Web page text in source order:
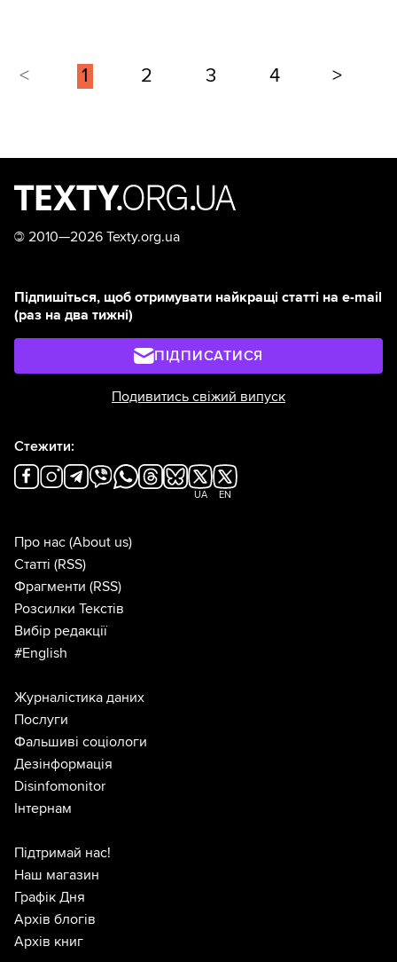
< 1 2 3 4 >
© 2010—2026 Texty.org.ua
Підпишіться, щоб отримувати найкращі статті на e-mail
(раз на два тижні)
ПІДПИСАТИСЯ
Подивитись свіжий випуск
Стежити:
UA EN
Про нас (About us)
Статті (RSS)
Фрагменти (RSS)
Розсилки Текстів
Вибір редакції
#English
Журналістика даних
Послуги
Фальшиві соціологи
Дезінформація
Disinfomonitor
Інтернам
Підтримай нас!
Наш магазин
Графік Дня
Архів блогів
Архів книг